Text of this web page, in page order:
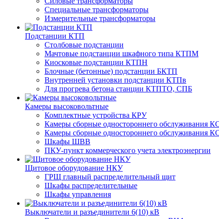
Специальные трансформаторы
Измерительные трансформаторы
Подстанции КТП
Столбовые подстанции
Мачтовые подстанции шкафного типа КТПМ
Киосковые подстанции КТПН
Блочные (бетонные) подстанции БКТП
Внутренней установки подстанции КТПв
Для прогрева бетона станции КТПТО, СПБ
Камеры высоковольтные
Комплектные устройства КРУ
Камеры сборные одностороннего обслуживания
Камеры сборные одностороннего обслуживания
Шкафы ШВВ
ПКУ-пункт коммерческого учета электроэнергии
Щитовое оборудование НКУ
ГРЩ главный распределительный щит
Шкафы распределительные
Шкафы управления
Выключатели и разъединители 6(10) кВ